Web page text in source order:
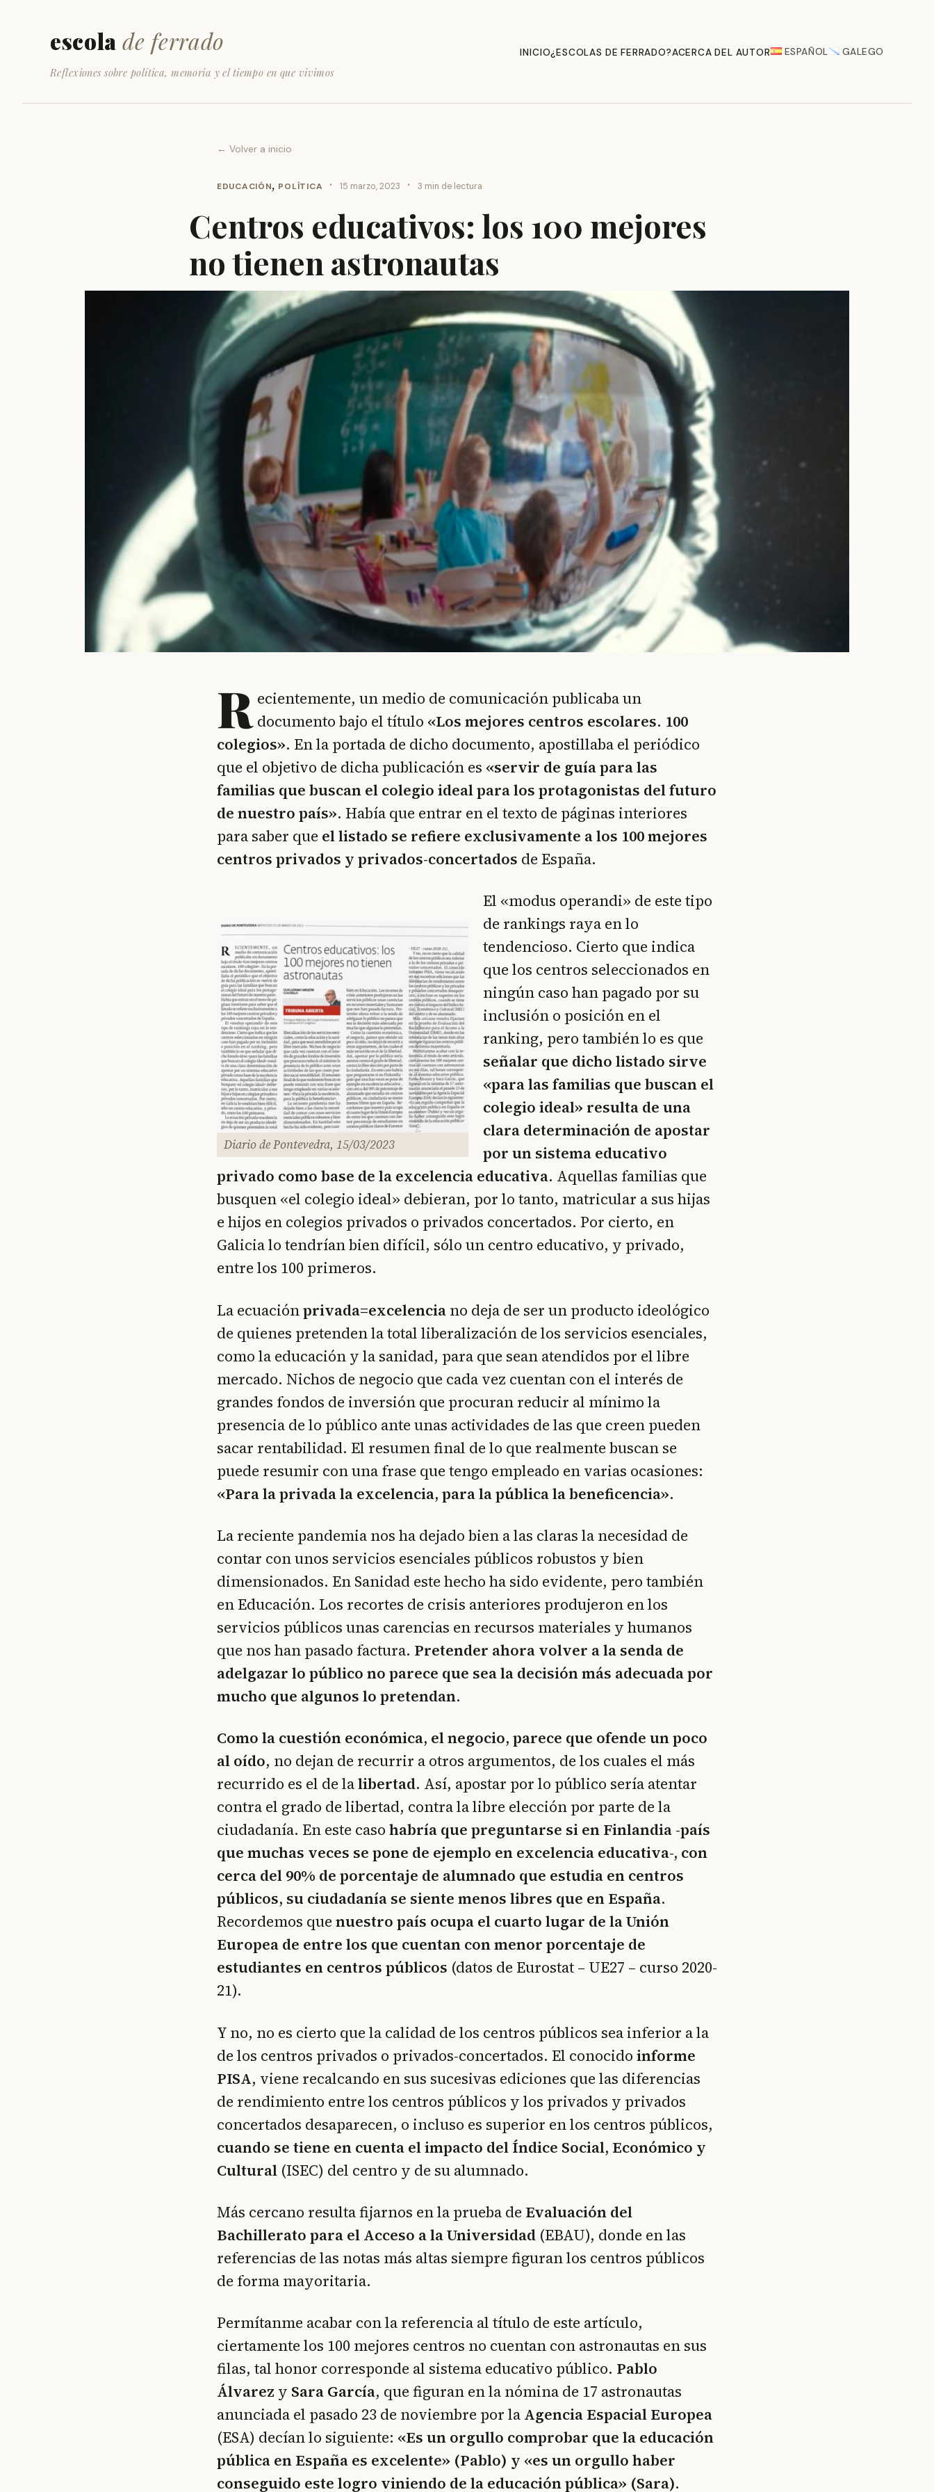
escola de ferrado
Reflexiones sobre política, memoria y el tiempo en que vivimos
INICIO¿ESCOLAS DE FERRADO?ACERCA DEL AUTOR ESPAÑOL GALEGO
← Volver a inicio
EDUCACIÓN, POLÍTICA · 15 marzo, 2023 · 3 min de lectura
Centros educativos: los 100 mejores
no tienen astronautas
R ecientemente, un medio de comunicación publicaba un
documento bajo el título «Los mejores centros escolares. 100
colegios». En la portada de dicho documento, apostillaba el periódico
que el objetivo de dicha publicación es «servir de guía para las
familias que buscan el colegio ideal para los protagonistas del futuro
de nuestro país». Había que entrar en el texto de páginas interiores
para saber que el listado se refiere exclusivamente a los 100 mejores
centros privados y privados-concertados de España.
Diario de Pontevedra, 15/03/2023
El «modus operandi» de este tipo
de rankings raya en lo
tendencioso. Cierto que indica
que los centros seleccionados en
ningún caso han pagado por su
inclusión o posición en el
ranking, pero también lo es que
señalar que dicho listado sirve
«para las familias que buscan el
colegio ideal» resulta de una
clara determinación de apostar
por un sistema educativo
privado como base de la excelencia educativa. Aquellas familias que
busquen «el colegio ideal» debieran, por lo tanto, matricular a sus hijas
e hijos en colegios privados o privados concertados. Por cierto, en
Galicia lo tendrían bien difícil, sólo un centro educativo, y privado,
entre los 100 primeros.
La ecuaciónprivada=excelencia no deja de ser un producto ideológico
de quienes pretenden la total liberalización de los servicios esenciales,
como la educación y la sanidad, para que sean atendidos por el libre
mercado. Nichos de negocio que cada vez cuentan con el interés de
grandes fondos de inversión que procuran reducir al mínimo la
presencia de lo público ante unas actividades de las que creen pueden
sacar rentabilidad. El resumen final de lo que realmente buscan se
puede resumir con una frase que tengo empleado en varias ocasiones:
«Para la privada la excelencia, para la pública la beneficencia».
La reciente pandemia nos ha dejado bien a las claras la necesidad de
contar con unos servicios esenciales públicos robustos y bien
dimensionados. En Sanidad este hecho ha sido evidente, pero también
en Educación. Los recortes de crisis anteriores produjeron en los
servicios públicos unas carencias en recursos materiales y humanos
que nos han pasado factura. Pretender ahora volver a la senda de
adelgazar lo público no parece que sea la decisión más adecuada por
mucho que algunos lo pretendan.
Como la cuestión económica, el negocio, parece que ofende un poco
al oído, no dejan de recurrir a otros argumentos, de los cuales el más
recurrido es el de lalibertad. Así, apostar por lo público sería atentar
contra el grado de libertad, contra la libre elección por parte de la
ciudadanía. En este caso habría que preguntarse si en Finlandia -país
que muchas veces se pone de ejemplo en excelencia educativa-, con
cerca del 90% de porcentaje de alumnado que estudia en centros
públicos, su ciudadanía se siente menos libres que en España.
Recordemos que nuestro país ocupa el cuarto lugar de la Unión
Europea de entre los que cuentan con menor porcentaje de
estudiantes en centros públicos (datos de Eurostat – UE27 – curso 2020-
21).
Y no, no es cierto que la calidad de los centros públicos sea inferior a la
de los centros privados o privados-concertados. El conocido informe
PISA, viene recalcando en sus sucesivas ediciones que las diferencias
de rendimiento entre los centros públicos y los privados y privados
concertados desaparecen, o incluso es superior en los centros públicos,
cuando se tiene en cuenta el impacto del Índice Social, Económico y
Cultural (ISEC) del centro y de su alumnado.
Más cercano resulta fijarnos en la prueba de Evaluación del
Bachillerato para el Acceso a la Universidad (EBAU), donde en las
referencias de las notas más altas siempre figuran los centros públicos
de forma mayoritaria.
Permítanme acabar con la referencia al título de este artículo,
ciertamente los 100 mejores centros no cuentan con astronautas en sus
filas, tal honor corresponde al sistema educativo público. Pablo
Álvarez y Sara García, que figuran en la nómina de 17 astronautas
anunciada el pasado 23 de noviembre por la Agencia Espacial Europea
(ESA) decían lo siguiente: «Es un orgullo comprobar que la educación
pública en España es excelente» (Pablo) y «es un orgullo haber
conseguido este logro viniendo de la educación pública» (Sara).